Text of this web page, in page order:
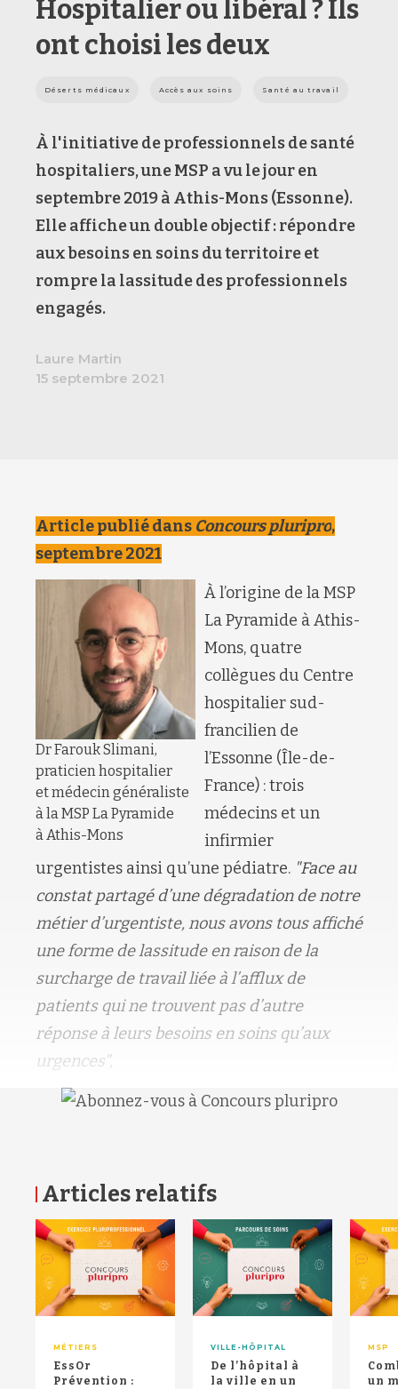
Hospitalier ou libéral ? Ils
ont choisi les deux
Déserts médicaux Accès aux soins Santé au travail
À l'initiative de professionnels de santé
hospitaliers, une MSP a vu le jour en
septembre 2019 à Athis-Mons (Essonne).
Elle affiche un double objectif : répondre
aux besoins en soins du territoire et
rompre la lassitude des professionnels
engagés.
Laure Martin
15 septembre 2021
Article publié dans Concours pluripro,
septembre 2021
Dr Farouk Slimani,
praticien hospitalier
et médecin généraliste
à la MSP La Pyramide
à Athis-Mons
À l’origine de la MSP
La Pyramide à Athis-
Mons, quatre
collègues du Centre
hospitalier sud-
francilien de
l’Essonne (Île-de-
France) : trois
médecins et un
infirmier
urgentistes ainsi qu’une pédiatre. "Face au
constat partagé d’une dégradation de notre
métier d’urgentiste, nous avons tous affiché
une forme de lassitude en raison de la
surcharge de travail liée à l’afflux de
patients qui ne trouvent pas d’autre
réponse à leurs besoins en soins qu’aux
urgences",
Articles relatifs
MÉTIERS
EssOr
Prévention :
VILLE-HÔPITAL
De l’hôpital à
la ville en un
MSP
un
RETOUR HAUT DE PAGE